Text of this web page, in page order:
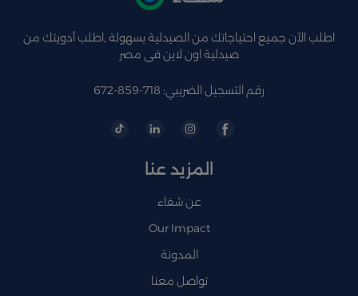
اطلب الآن جميع احتياجاتك من الصيدلية بسهولة ,اطلب أدويتك من
صيدلية اون لاين فى مصر
رقم التسجيل الضريبي: 718-859-672
المزيد عنا
عن شفاء
Our Impact
المدونة
تواصل معنا